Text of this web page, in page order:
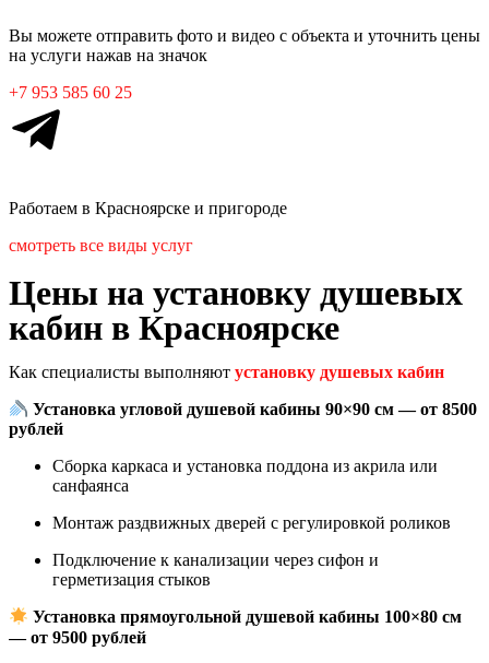
Вы можете отправить фото и видео с объекта и уточнить цены
на услуги нажав на значок
+7 953 585 60 25
Работаем в Красноярске и пригороде
смотреть все виды услуг
Цены на установку душевых
кабин в Красноярске
Как специалисты выполняют установку душевых кабин
Установка угловой душевой кабины 90×90 см — от 8500
рублей
Сборка каркаса и установка поддона из акрила или
санфаянса
Монтаж раздвижных дверей с регулировкой роликов
Подключение к канализации через сифон и
герметизация стыков
Установка прямоугольной душевой кабины 100×80 см
— от 9500 рублей